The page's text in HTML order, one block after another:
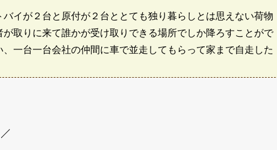
イが２台と原付が２台ととても独り暮らしとは思えない荷物
取りに来て誰かが受け取りできる場所でしか降ろすことがで
一台一台会社の仲間に車で並走してもらって家まで自走した